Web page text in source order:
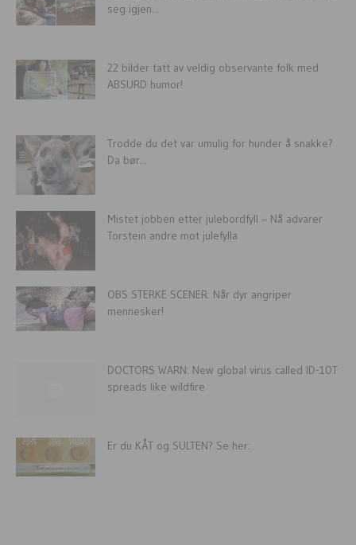
seg igjen...
22 bilder tatt av veldig observante folk med
ABSURD humor!
Trodde du det var umulig for hunder å snakke?
Da bør...
Mistet jobben etter julebordfyll – Nå advarer
Torstein andre mot julefylla
OBS STERKE SCENER: Når dyr angriper
mennesker!
DOCTORS WARN: New global virus called ID-10T
spreads like wildfire
Er du KÅT og SULTEN? Se her: